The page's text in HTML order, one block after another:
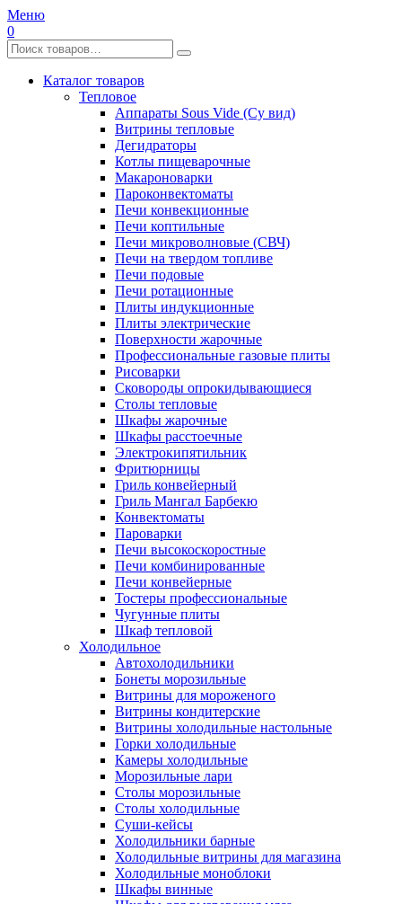
Меню
0
Каталог товаров
Тепловое
Аппараты Sous Vide (Су вид)
Витрины тепловые
Дегидраторы
Котлы пищеварочные
Макароноварки
Пароконвектоматы
Печи конвекционные
Печи коптильные
Печи микроволновые (СВЧ)
Печи на твердом топливе
Печи подовые
Печи ротационные
Плиты индукционные
Плиты электрические
Поверхности жарочные
Профессиональные газовые плиты
Рисоварки
Сковороды опрокидывающиеся
Столы тепловые
Шкафы жарочные
Шкафы расстоечные
Электрокипятильник
Фритюрницы
Гриль конвейерный
Гриль Мангал Барбекю
Конвектоматы
Пароварки
Печи высокоскоростные
Печи комбинированные
Печи конвейерные
Тостеры профессиональные
Чугунные плиты
Шкаф тепловой
Холодильное
Автохолодильники
Бонеты морозильные
Витрины для мороженого
Витрины кондитерские
Витрины холодильные настольные
Горки холодильные
Камеры холодильные
Морозильные лари
Столы морозильные
Столы холодильные
Суши-кейсы
Холодильники барные
Холодильные витрины для магазина
Холодильные моноблоки
Шкафы винные